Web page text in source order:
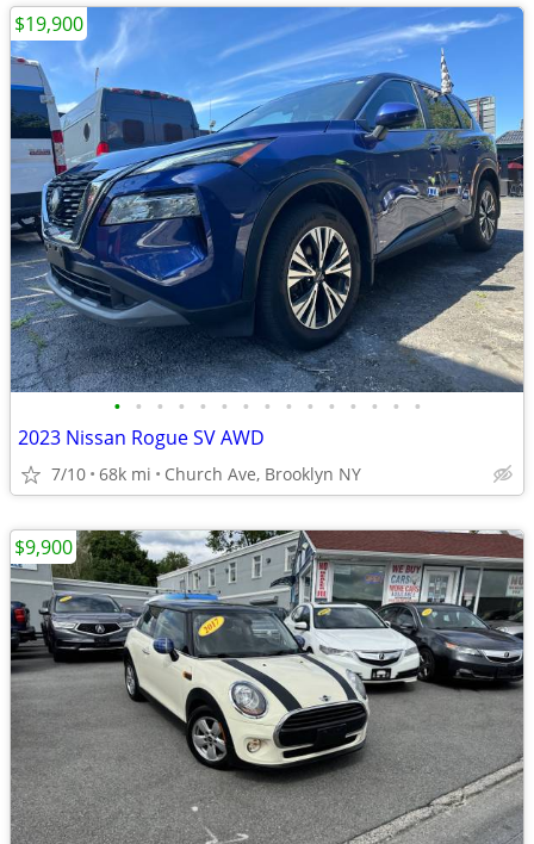
• • • • • • • • • • • • • • •
2023 Nissan Rogue SV AWD
7/10 68k mi Church Ave, Brooklyn NY
$19,900
$9,900